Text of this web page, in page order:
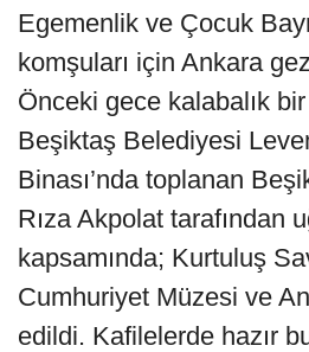
Egemenlik ve Çocuk
komşuları için Ankara
Önceki gece kalabalık
Beşiktaş Belediyesi
Binası’nda toplanan
Rıza Akpolat tarafından
kapsamında; Kurtuluş
Cumhuriyet Müzesi ve
edildi. Kafilelerde hazır